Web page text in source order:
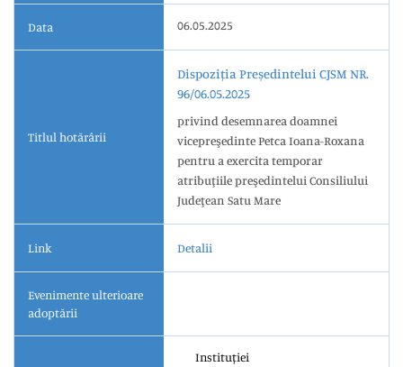
Data 06.05.2025
Titlul hotărârii
Dispoziția Președintelui CJSM NR.
96/06.05.2025
privind desemnarea doamnei
vicepreşedinte Petca Ioana-Roxana
pentru a exercita temporar
atribuţiile preşedintelui Consiliului
Judeţean Satu Mare
Link Detalii
Evenimente ulterioare
adoptării
Instituției